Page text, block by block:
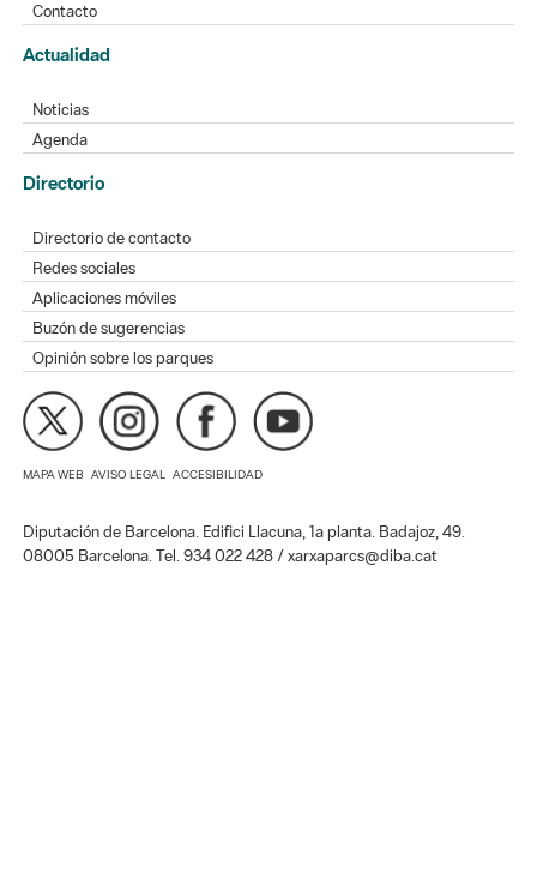
Contacto
Actualidad
Noticias
Agenda
Directorio
Directorio de contacto
Redes sociales
Aplicaciones móviles
Buzón de sugerencias
Opinión sobre los parques
MAPA WEB AVISO LEGAL ACCESIBILIDAD
Diputación de Barcelona. Edifici Llacuna, 1a planta. Badajoz, 49.
08005 Barcelona. Tel. 934 022 428 / xarxaparcs@diba.cat